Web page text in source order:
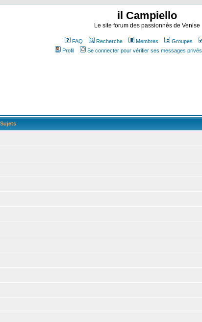
il Campiello
Le site forum des passionnés de Venise
FAQ Recherche Membres Groupes
Profil
Se connecter pour vérifier ses messages privés
Sujets